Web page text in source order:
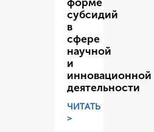
форме
субсидий
в
сфере
научной
и
инновационной
деятельности
ЧИТАТЬ
>